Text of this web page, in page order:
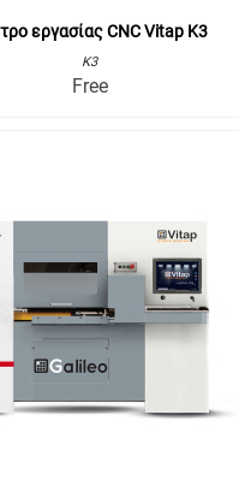
εργασίας CNC Vitap K3
K3
Free